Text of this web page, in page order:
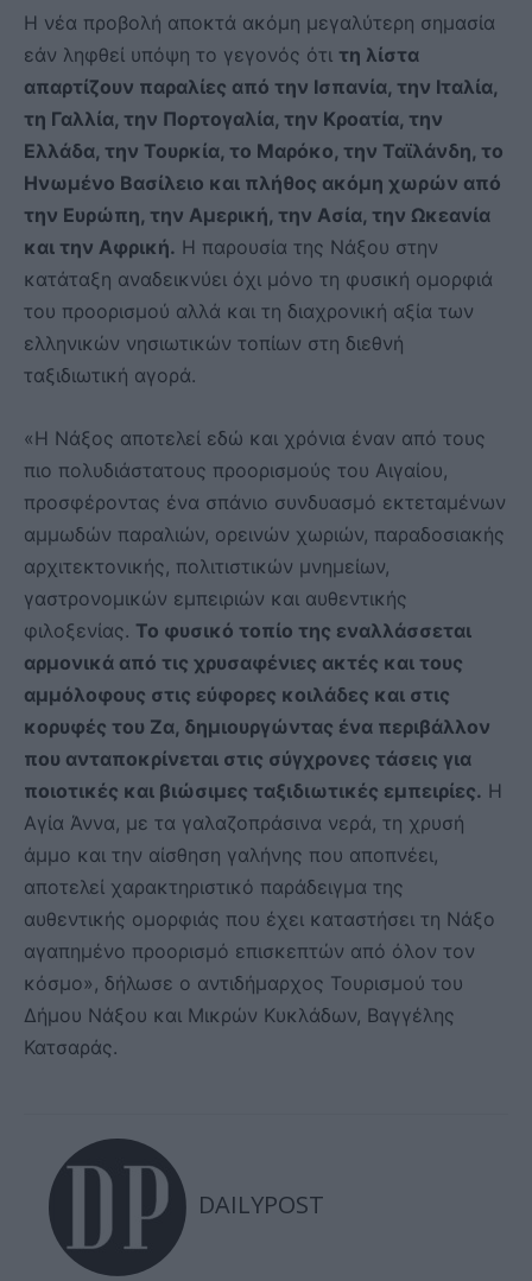
Η νέα προβολή αποκτά ακόμη μεγαλύτερη σημασία
εάν ληφθεί υπόψη το γεγονός ότι τη λίστα
απαρτίζουν παραλίες από την Ισπανία, την Ιταλία,
τη Γαλλία, την Πορτογαλία, την Κροατία, την
Ελλάδα, την Τουρκία, το Μαρόκο, την Ταϊλάνδη, το
Ηνωμένο Βασίλειο και πλήθος ακόμη χωρών από
την Ευρώπη, την Αμερική, την Ασία, την Ωκεανία
και την Αφρική. Η παρουσία της Νάξου στην
κατάταξη αναδεικνύει όχι μόνο τη φυσική ομορφιά
του προορισμού αλλά και τη διαχρονική αξία των
ελληνικών νησιωτικών τοπίων στη διεθνή
ταξιδιωτική αγορά.
«Η Νάξος αποτελεί εδώ και χρόνια έναν από τους
πιο πολυδιάστατους προορισμούς του Αιγαίου,
προσφέροντας ένα σπάνιο συνδυασμό εκτεταμένων
αμμωδών παραλιών, ορεινών χωριών, παραδοσιακής
αρχιτεκτονικής, πολιτιστικών μνημείων,
γαστρονομικών εμπειριών και αυθεντικής
φιλοξενίας. Το φυσικό τοπίο της εναλλάσσεται
αρμονικά από τις χρυσαφένιες ακτές και τους
αμμόλοφους στις εύφορες κοιλάδες και στις
κορυφές του Ζα, δημιουργώντας ένα περιβάλλον
που ανταποκρίνεται στις σύγχρονες τάσεις για
ποιοτικές και βιώσιμες ταξιδιωτικές εμπειρίες. Η
Αγία Άννα, με τα γαλαζοπράσινα νερά, τη χρυσή
άμμο και την αίσθηση γαλήνης που αποπνέει,
αποτελεί χαρακτηριστικό παράδειγμα της
αυθεντικής ομορφιάς που έχει καταστήσει τη Νάξο
αγαπημένο προορισμό επισκεπτών από όλον τον
κόσμο», δήλωσε ο αντιδήμαρχος Τουρισμού του
Δήμου Νάξου και Μικρών Κυκλάδων, Βαγγέλης
Κατσαράς.
DAILYPOST